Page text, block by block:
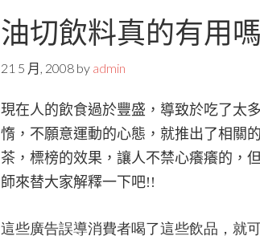
油切飲料真的有用嗎
21 5 月, 2008 by admin
現在人的飲食過於豐盛，導致於吃了太
惰，不願意運動的心態，就推出了相關
茶，標榜的效果，讓人不禁心癢癢的，
師來替大家解釋一下吧!!
這些廣告誤導消費者喝了這些飲品，就